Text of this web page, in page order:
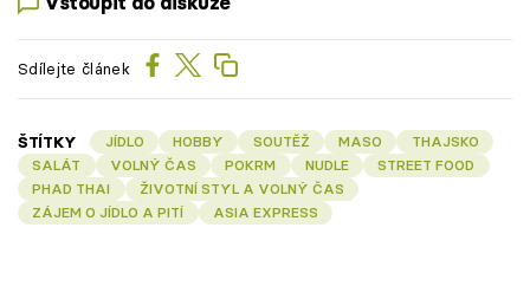
Sdílejte článek
ŠTÍTKY JÍDLO HOBBY SOUTĚŽ MASO
THAJSKO
SALÁT
VOLNÝ ČAS POKRM NUDLE
STREET FOOD
PHAD THAI
ŽIVOTNÍ STYL A VOLNÝ ČAS
ZÁJEM O JÍDLO A PITÍ
ASIA EXPRESS